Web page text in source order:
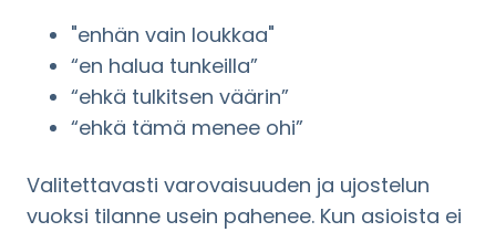
"enhän vain loukkaa"
“en halua tunkeilla”
“ehkä tulkitsen väärin”
“ehkä tämä menee ohi”
Valitettavasti varovaisuuden ja ujostelun
vuoksi tilanne usein pahenee. Kun asioista ei